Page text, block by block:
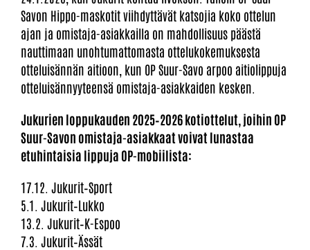
Savon Hippo-maskotit viihdyttävät katsojia koko ottelun
ajan ja omistaja-asiakkailla on mahdollisuus päästä
nauttimaan unohtumattomasta ottelukokemuksesta
otteluisännän aitioon, kun OP Suur-Savo arpoo aitiolippuja
otteluisännyyteensä omistaja-asiakkaiden kesken.
Jukurien loppukauden 2025–2026 kotiottelut, joihin OP
Suur-Savon omistaja-asiakkaat voivat lunastaa
etuhintaisia lippuja OP-mobiilista:
17.12. Jukurit–Sport
5.1. Jukurit–Lukko
13.2. Jukurit–K-Espoo
7.3. Jukurit–Ässät